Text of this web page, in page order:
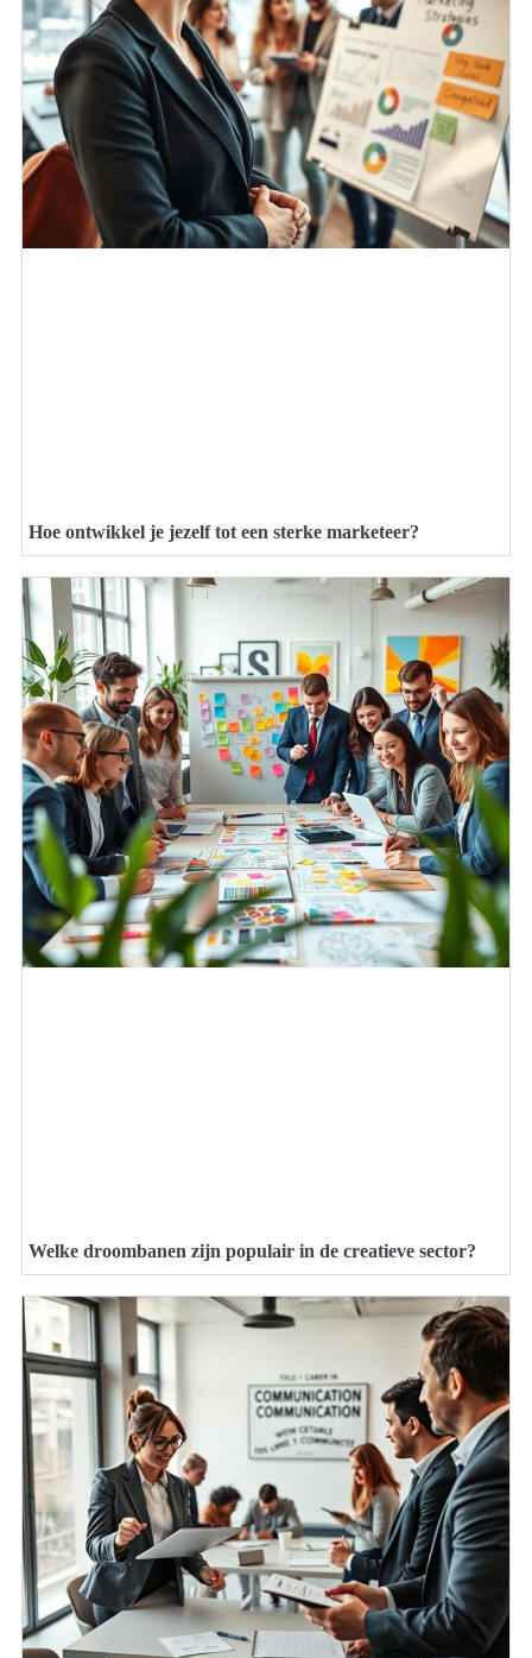
Hoe ontwikkel je jezelf tot een sterke marketeer?
Welke droombanen zijn populair in de creatieve sector?